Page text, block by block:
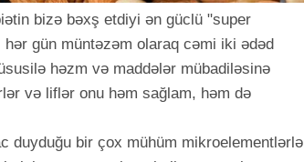
bizə bəxş etdiyi ən güclü "super
gün müntəzəm olaraq cəmi iki ədəd
həzm və maddələr mübadiləsinə
və liflər onu həm sağlam, həm də
duyduğu bir çox mühüm mikroelementlərlə